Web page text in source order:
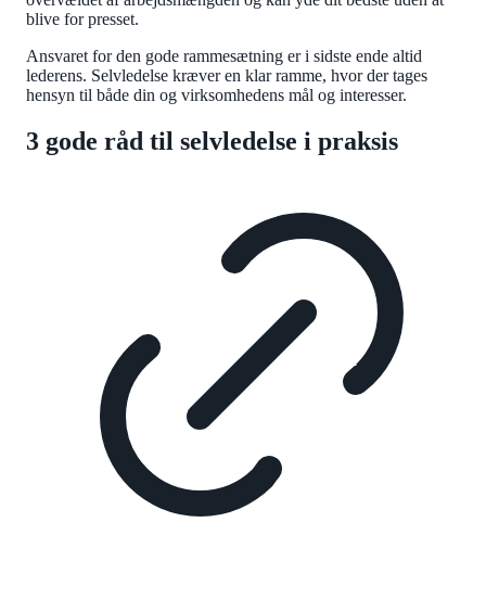
blive for presset.
Ansvaret for den gode rammesætning er i sidste ende altid
lederens. Selvledelse kræver en klar ramme, hvor der tages
hensyn til både din og virksomhedens mål og interesser.
3 gode råd til selvledelse i praksis